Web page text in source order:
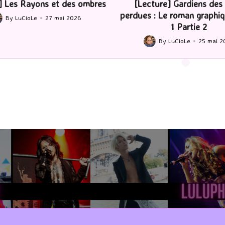
Gardiens des cités
: Le roman graphique Tome
[Série TV] The Madison :
by
By LuCioLe 22 mai